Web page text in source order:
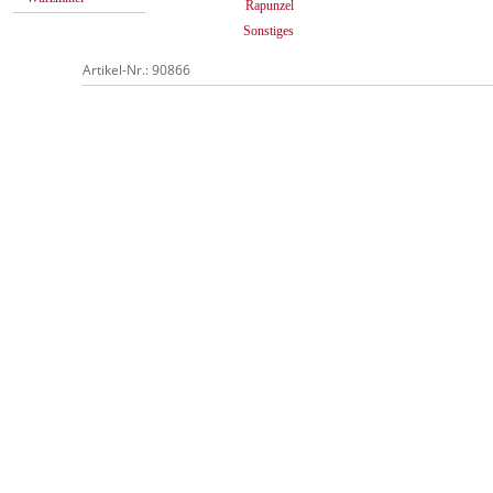
Rapunzel
Sonstiges
Artikel-Nr.: 90866